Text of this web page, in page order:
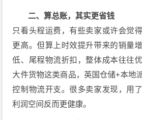
二、算总账，其实更省钱
只看头程运费，有些卖家或许会觉
更高。但算上时效提升带来的销量
低、尾程物流折扣，整体成本往往
大件货物这类商品，英国仓储+本地
控制物流开支。很多卖家发现，用
利润空间反而更健康。